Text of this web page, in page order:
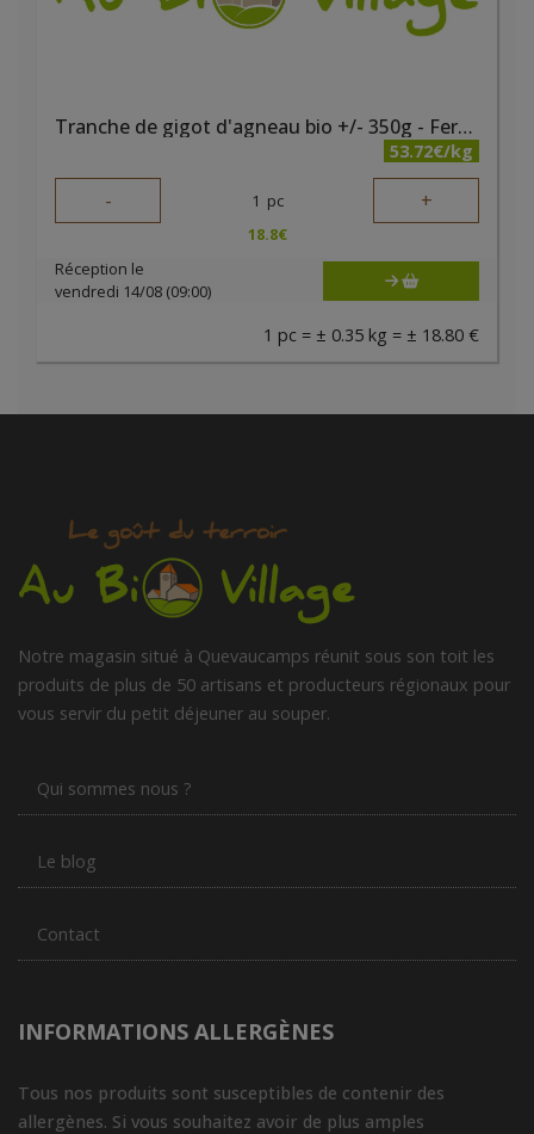
Tranche de gigot d'agneau bio +/- 350g - Ferme des noyers
53.72€/kg
- 1 pc +
18.8€
Réception le
vendredi 14/08 (09:00)
1 pc = ± 0.35 kg = ± 18.80 €
Notre magasin situé à Quevaucamps réunit sous son toit les
produits de plus de 50 artisans et producteurs régionaux pour
vous servir du petit déjeuner au souper.
Qui sommes nous ?
Le blog
Contact
INFORMATIONS ALLERGÈNES
Tous nos produits sont susceptibles de contenir des
allergènes. Si vous souhaitez avoir de plus amples